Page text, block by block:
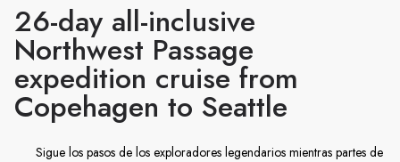
26-day all-inclusive
Northwest Passage
expedition cruise from
Copehagen to Seattle
Sigue los pasos de los exploradores legendarios mientras partes de